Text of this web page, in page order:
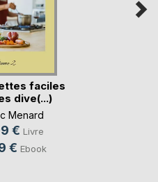
faciles
dive(...)
Menard
€ Livre
€ Ebook